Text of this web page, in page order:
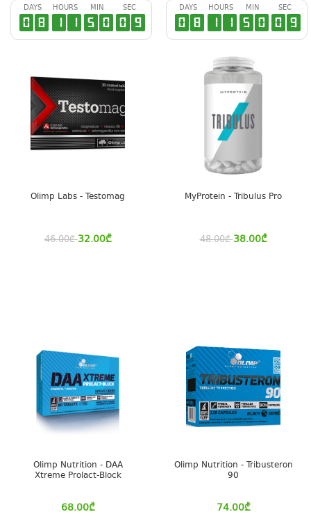
DAYS
0 8
HOURS
1 1
MIN
5 0
SEC
0 8
Olimp Labs - Testomag
46.00₾ 32.00₾
DAYS
0 8
HOURS
1 1
MIN
5 0
SEC
0 8
MyProtein - Tribulus Pro
48.00₾ 38.00₾
Olimp Nutrition - DAA
Xtreme Prolact-Block
68.00₾
Olimp Nutrition - Tribusteron
90
74.00₾